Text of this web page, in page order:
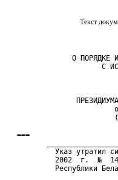
Текст
О ПОРЯДКЕ
С
===
Указ утратил
2002  г.  №
Республики